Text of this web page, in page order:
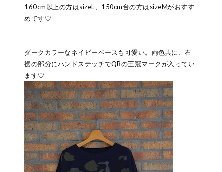
160cm以上の方はsizeL、150cm台の方はsizeMがおすす
めです♡
ダークカラーなネイビーベースも可愛い。両色共に、右
裾の部分にハンドステッチでQBの王冠マークが入ってい
ます♡